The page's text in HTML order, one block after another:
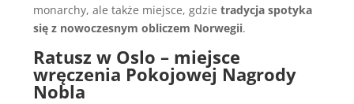
monarchy, ale także miejsce, gdzietradycja spotyka
się z nowoczesnym obliczem Norwegii.
Ratusz w Oslo – miejsce
wręczenia Pokojowej Nagrody
Nobla